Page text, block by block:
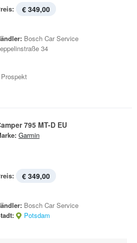
€ 349,00
Bosch Car Service
34
795 MT-D EU
Garmin
€ 349,00
Bosch Car Service
Potsdam